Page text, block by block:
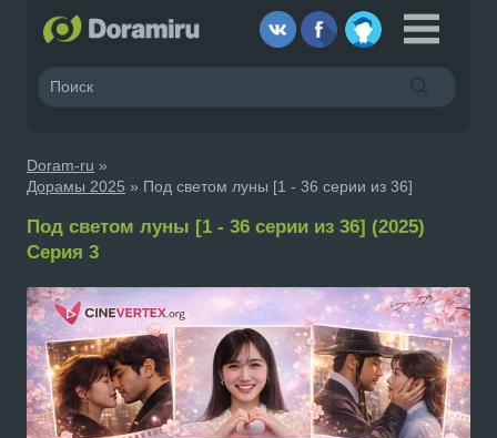
Doram-ru »
Дорамы 2025 » Под светом луны [1 - 36 серии из 36]
Под светом луны [1 - 36 серии из 36] (2025)
Серия 3